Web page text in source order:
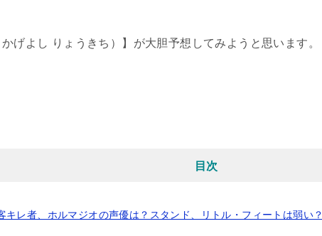
かげよし りょうきち）】が大胆予想してみようと思います。
目次
キレ者、ホルマジオの声優は？スタンド、リトル・フィートは弱い？